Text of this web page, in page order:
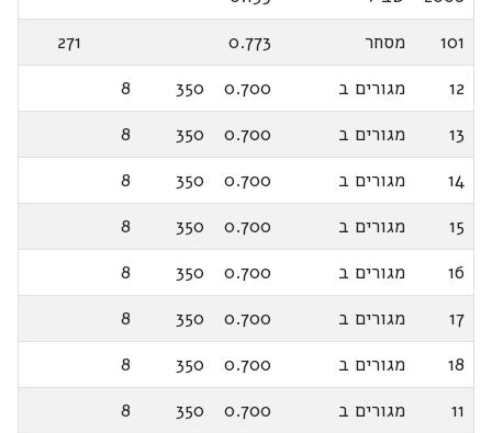
101
מסחר 0.773
271
12
מגורים ב 0.700
350
8
13
מגורים ב 0.700
350
8
14
מגורים ב 0.700
350
8
15
מגורים ב 0.700
350
8
16
מגורים ב 0.700
350
8
17
מגורים ב 0.700
350
8
18
מגורים ב 0.700
350
8
11
מגורים ב 0.700
350
8